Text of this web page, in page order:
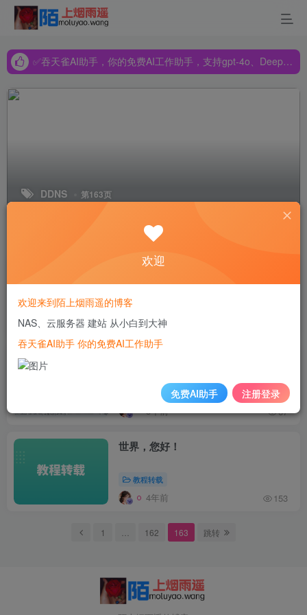
✅吞天雀AI助手，你的免费AI工作助手，支持gpt-4o、DeepSeek、Claude🔥🔥🔥🔥
✅吞天雀AI助手，你的免费AI工作助手，支持gpt-4o、DeepSeek、Claude🔥🔥🔥🔥
DDNS 第163页
评论
群晖docker实现IPV6访问
3年前
教程转载
3年前 67
世界，您好！
教程转载
4年前 153
1 162 163 跳转
欢迎
欢迎来到陌上烟雨遥的博客
NAS、云服务器 建站 从小白到大神
吞天雀AI助手 你的免费AI工作助手
免费AI助手 注册登录